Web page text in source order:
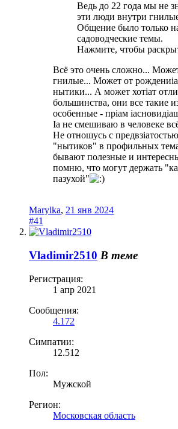
Ведь до 22 года мы не
эти люди внутри
Общение было только
садоводческие темы.
Нажмите, чтобы
Всё это очень сложно...
гнилые... Может от
нытики... А может хотiaт
большинства, они все такие
особенные - прiaм
Ia не смешиваю в человеке
Не отношусь с
"нытиков" в профильных
бывают полезные и
помню, что могут держать
пазухой"
Marylka, 21 янв 2024
#41
Vladimir2510 В теме
Регистрация:
1 апр 2021
Сообщения:
4.172
Симпатии:
12.512
Пол:
Мужской
Регион:
Московская область